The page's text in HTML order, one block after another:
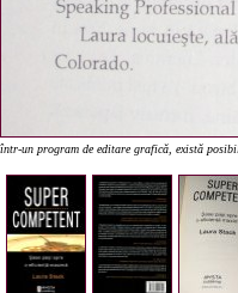
într-un program de editare grafică, există